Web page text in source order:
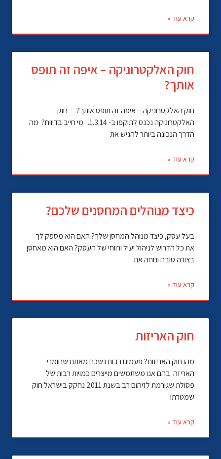
קרא עוד »
חוק האלקטרוניקה – איפה זה תופס
אותך?
חוק האלקטרוניקה – איפה זה תופס אותך? חוק
האלקטרוניקה נכנס לתוקפו ב- 1.3.14. מי חייב בדיווח? מה
הדרך הנכונה ביותר להגיש את
קרא עוד »
כיצד מנוהלים המחסנים שלכם?
בעל עסק, כיצד מנוהל המחסן שלך? האם הוא מספק לך
את כל הדרוש לניהול יעיל ורווחי של העסק? האם הוא מאחסן
בצורה טובה ונוחה את
קרא עוד »
חוק האריזות
מהו חוק האריזות? פעמים רבות נשכח מאתנו שחומרי
האריזה בהם אנו משתמשים מייצרים כמויות רבות של
פסולת שגורמת לזיהום רב.בשנת 2011 נחקק בישראל חוק
שמטרתו
קרא עוד »